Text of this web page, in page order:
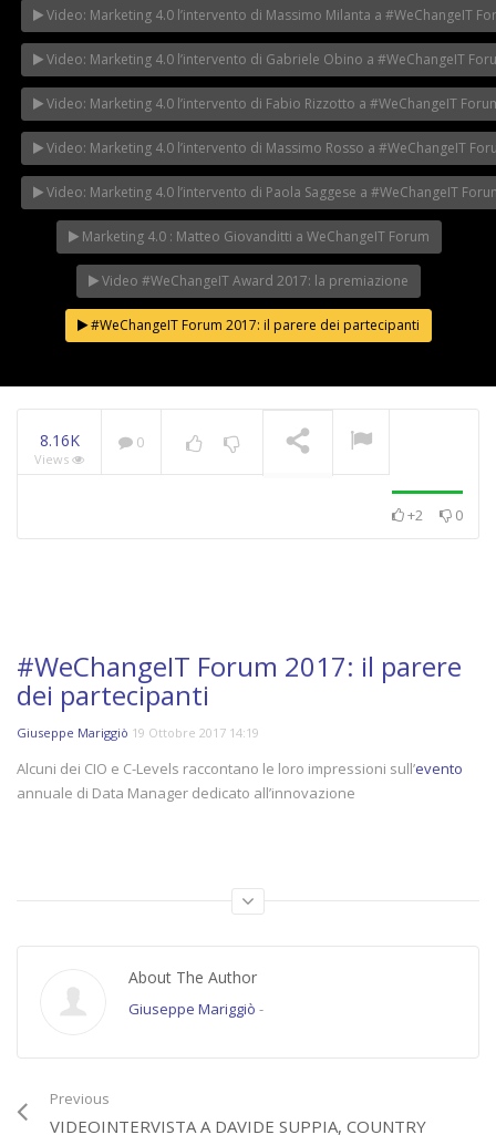
Video: Marketing 4.0 l’intervento di Massimo Milanta a #WeChangeIT
Video: Marketing 4.0 l’intervento di Gabriele Obino a #WeChangeIT
Video: Marketing 4.0 l’intervento di Fabio Rizzotto a #WeChangeIT
Video: Marketing 4.0 l’intervento di Massimo Rosso a #WeChangeIT
Video: Marketing 4.0 l’intervento di Paola Saggese a #WeChangeIT
Marketing 4.0 : Matteo Giovanditti a WeChangeIT Forum
Video #WeChangeIT Award 2017: la premiazione
#WeChangeIT Forum 2017: il parere dei partecipanti
8.16K
Views
0
+2 0
#WeChangeIT Forum 2017: il parere
dei partecipanti
Giuseppe Mariggiò 19 Ottobre 2017 14:19
Alcuni dei CIO e C-Levels raccontano le loro impressioni sull’evento
annuale di Data Manager dedicato all’innovazione
About The Author
Giuseppe Mariggiò -
Previous
VIDEOINTERVISTA A DAVIDE SUPPIA, COUNTRY